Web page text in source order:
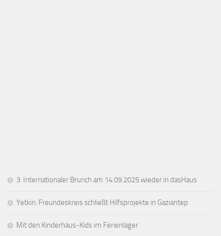
3. Internationaler Brunch am 14.09.2025 wieder in dasHaus
Yetkin: Freundeskreis schließt Hilfsprojekte in Gaziantep
Mit den Kinderhaus-Kids im Ferienlager